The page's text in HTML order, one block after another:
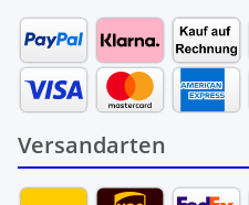
Versandarten